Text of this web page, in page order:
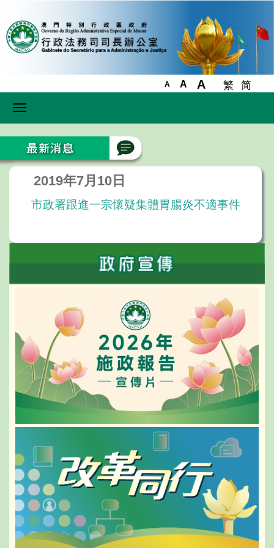
A A A 繁 简
Toggle
2019年7月10日
市政署跟進一宗懷疑集體胃腸炎不適事件